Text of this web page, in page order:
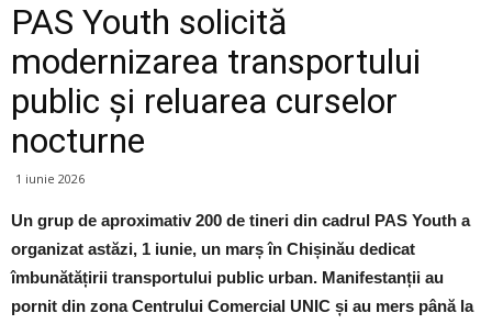
PAS Youth solicită
modernizarea transportului
public și reluarea curselor
nocturne
1 iunie 2026
Un grup de aproximativ 200 de tineri din cadrul PAS Youth a
organizat astăzi, 1 iunie, un marș în Chișinău dedicat
îmbunătățirii transportului public urban. Manifestanții au
pornit din zona Centrului Comercial UNIC și au mers până la